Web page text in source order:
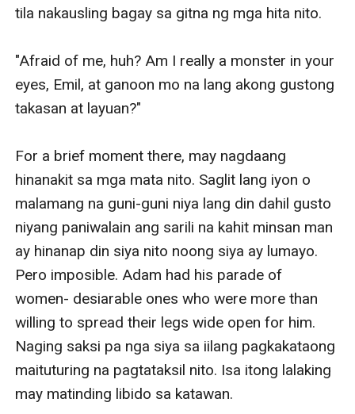
tila nakausling bagay sa gitna ng mga hita nito.
"Afraid of me, huh? Am I really a monster in your
eyes, Emil, at ganoon mo na lang akong gustong
takasan at layuan?"
For a brief moment there, may nagdaang
hinanakit sa mga mata nito. Saglit lang iyon o
malamang na guni-guni niya lang din dahil gusto
niyang paniwalain ang sarili na kahit minsan man
ay hinanap din siya nito noong siya ay lumayo.
Pero imposible. Adam had his parade of
women- desiarable ones who were more than
willing to spread their legs wide open for him.
Naging saksi pa nga siya sa iilang pagkakataong
maituturing na pagtataksil nito. Isa itong lalaking
may matinding libido sa katawan.